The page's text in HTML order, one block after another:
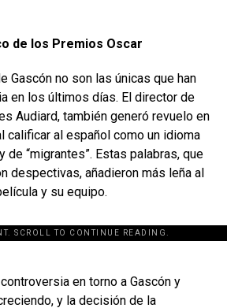
de los Premios Oscar
Gascón no son las únicas que han
en los últimos días. El director de
Audiard, también generó revuelo en
calificar al español como un idioma
de “migrantes”. Estas palabras, que
despectivas, añadieron más leña al
y su equipo.
SCROLL TO CONTINUE READING.
id="243463"]
en torno a Gascón y
y la decisión de la